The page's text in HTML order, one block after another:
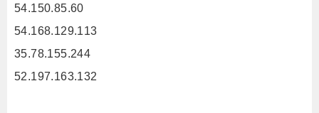
54.150.85.60
54.168.129.113
35.78.155.244
52.197.163.132